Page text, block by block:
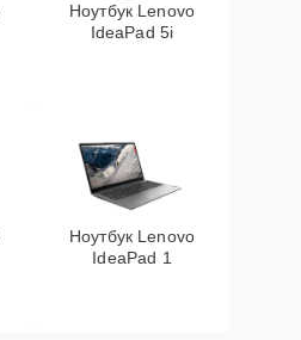
Ноутбук Lenovo
IdeaPad 5i
Ноутбук Lenovo
IdeaPad 1